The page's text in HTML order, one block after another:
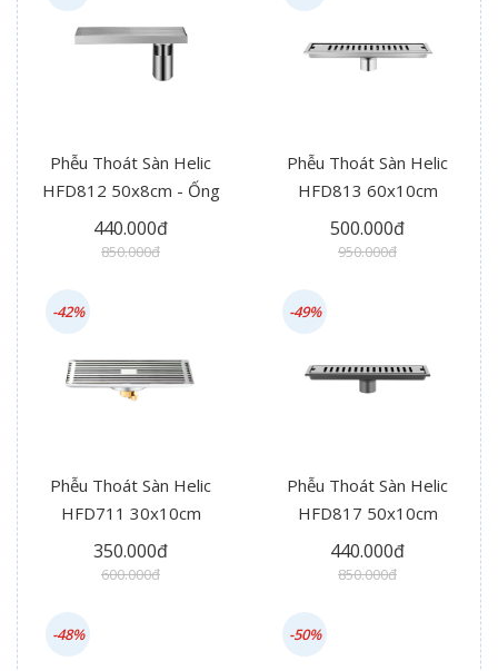
Phễu Thoát Sàn Helic
HFD812 50x8cm - Ống
Thoát Hông
440.000đ
850.000đ
Phễu Thoát Sàn Helic
HFD813 60x10cm
500.000đ
950.000đ
Phễu Thoát Sàn Helic
HFD711 30x10cm
350.000đ
600.000đ
-42%
Phễu Thoát Sàn Helic
HFD817 50x10cm
440.000đ
850.000đ
-49%
-48% -50%